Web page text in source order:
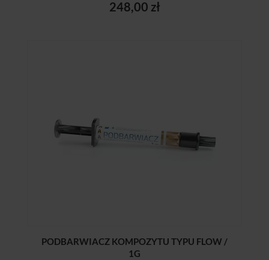
248,00 zł
PODBARWIACZ KOMPOZYTU TYPU FLOW /
1G